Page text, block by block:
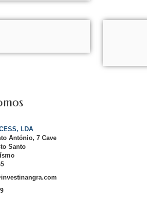
LDA
António, 7 Cave
Santo